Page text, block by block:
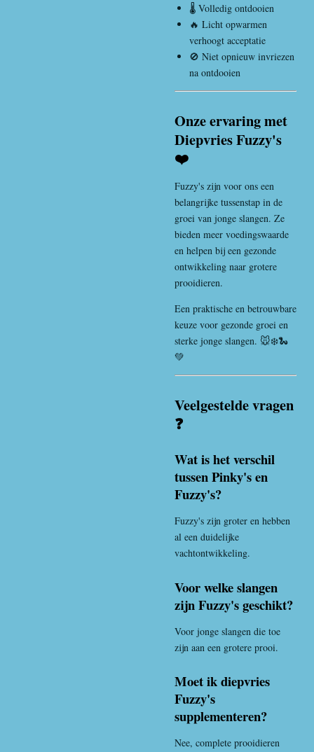
🌡️ Volledig ontdooien
🔥 Licht opwarmen
verhoogt acceptatie
🚫 Niet opnieuw invriezen
na ontdooien
Onze ervaring met
Diepvries Fuzzy's
❤️
Fuzzy's zijn voor ons een
belangrijke tussenstap in de
groei van jonge slangen. Ze
bieden meer voedingswaarde
en helpen bij een gezonde
ontwikkeling naar grotere
prooidieren.
Een praktische en betrouwbare
keuze voor gezonde groei en
sterke jonge slangen. 🐭❄️🐍
💚
Veelgestelde vragen
❓
Wat is het verschil
tussen Pinky's en
Fuzzy's?
Fuzzy's zijn groter en hebben
al een duidelijke
vachtontwikkeling.
Voor welke slangen
zijn Fuzzy's geschikt?
Voor jonge slangen die toe
zijn aan een grotere prooi.
Moet ik diepvries
Fuzzy's
supplementeren?
Nee, complete prooidieren